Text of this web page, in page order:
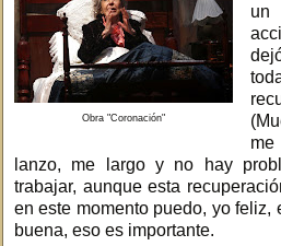
Obra "Coronación"
un
lanzo, me largo y no hay
trabajar, aunque esta
en este momento puedo, yo feliz,
buena, eso es importante.